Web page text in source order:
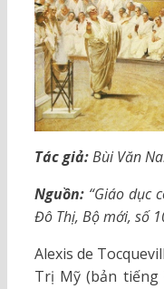
Tác giả:Bùi Văn
Nguồn:“Giáo dục
Đô Thị, Bộ mới, số
Alexis de
Trị Mỹ (bản tiếng